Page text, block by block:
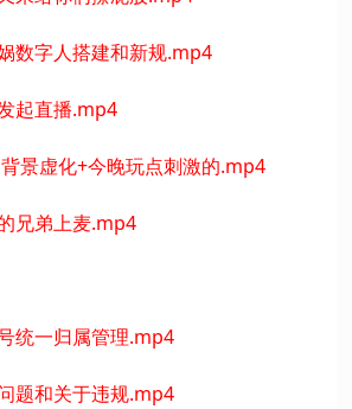
数字人搭建和新规.mp4
起直播.mp4
景虚化+今晚玩点刺激的.mp4
兄弟上麦.mp4
统一归属管理.mp4
题和关于违规.mp4